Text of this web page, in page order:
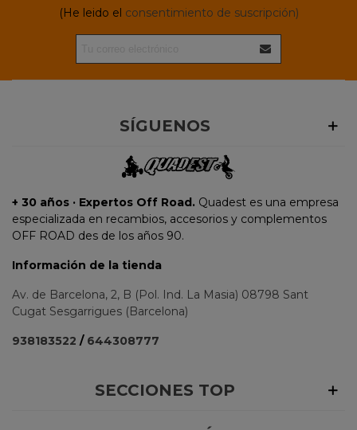
(He leido el consentimiento de suscripción)
SÍGUENOS
+ 30 años · Expertos Off Road. Quadest es una empresa
especializada en recambios, accesorios y complementos
OFF ROAD des de los años 90.
Información de la tienda
Av. de Barcelona, 2, B (Pol. Ind. La Masia) 08798 Sant
Cugat Sesgarrigues (Barcelona)
938183522 / 644308777
SECCIONES TOP